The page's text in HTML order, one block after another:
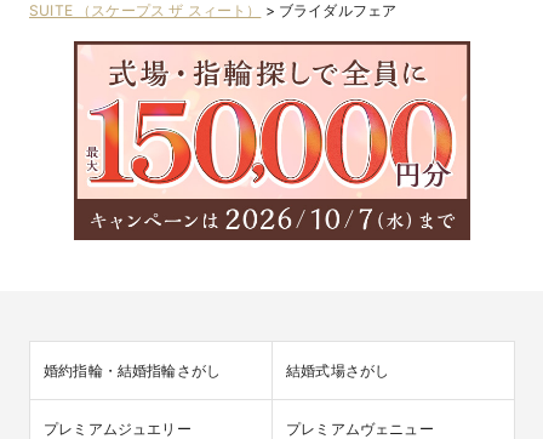
SUITE （スケープス ザ スィート）
> ブライダルフェア
婚約指輪・結婚指輪さがし 結婚式場さがし
プレミアムジュエリー プレミアムヴェニュー